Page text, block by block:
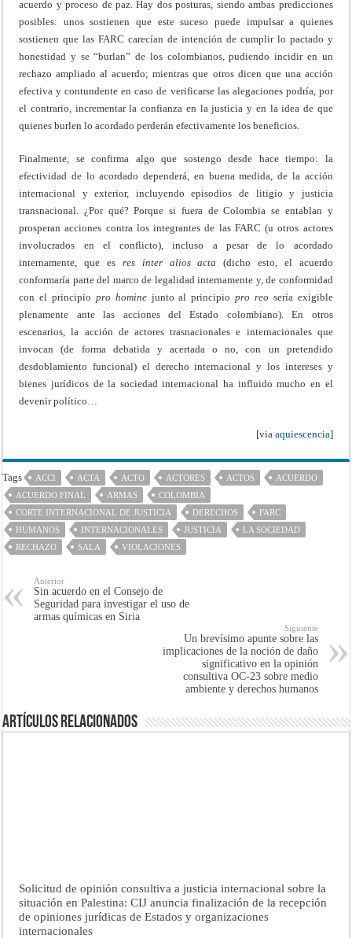
acuerdo y proceso de paz. Hay dos posturas, siendo ambas predicciones
posibles: unos sostienen que este suceso puede impulsar a quienes
sostienen que las FARC carecían de intención de cumplir lo pactado y
honestidad y se “burlan” de los colombianos, pudiendo incidir en un
rechazo ampliado al acuerdo; mientras que otros dicen que una acción
efectiva y contundente en caso de verificarse las alegaciones podría, por
el contrario, incrementar la confianza en la justicia y en la idea de que
quienes burlen lo acordado perderán efectivamente los beneficios.
Finalmente, se confirma algo que sostengo desde hace tiempo: la
efectividad de lo acordado dependerá, en buena medida, de la acción
internacional y exterior, incluyendo episodios de litigio y justicia
transnacional. ¿Por qué? Porque si fuera de Colombia se entablan y
prosperan acciones contra los integrantes de las FARC (u otros actores
involucrados en el conflicto), incluso a pesar de lo acordado
internamente, que es res inter alios acta (dicho esto, el acuerdo
conformaría parte del marco de legalidad internamente y, de conformidad
con el principio pro hominejunto al principiopro reo sería exigible
plenamente ante las acciones del Estado colombiano). En otros
escenarios, la acción de actores trasnacionales e internacionales que
invocan (de forma debatida y acertada o no, con un pretendido
desdoblamiento funcional) el derecho internacional y los intereses y
bienes jurídicos de la sociedad internacional ha influido mucho en el
devenir político…
[via aquiescencia]
Tags ACCI ACTA ACTO ACTORES ACTOS
ACUERDO
ACUERDO FINAL
ARMAS
COLOMBIA
CORTE INTERNACIONAL DE JUSTICIA
DERECHOS
FARC
HUMANOS
INTERNACIONALES JUSTICIA
LA SOCIEDAD
RECHAZO
SALA VIOLACIONES
Anterior
Sin acuerdo en el Consejo de
Seguridad para investigar el uso de
armas químicas en Siria
Siguiente
Un brevísimo apunte sobre las
implicaciones de la noción de daño
significativo en la opinión
consultiva OC-23 sobre medio
ambiente y derechos humanos
Artículos Relacionados
Solicitud de opinión consultiva a justicia internacional sobre la
situación en Palestina: CIJ anuncia finalización de la recepción
de opiniones jurídicas de Estados y organizaciones
internacionales